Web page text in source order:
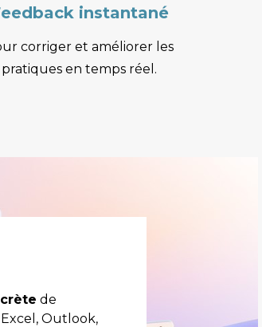
instantané
corriger et améliorer les
pratiques en temps réel.
de
Outlook,